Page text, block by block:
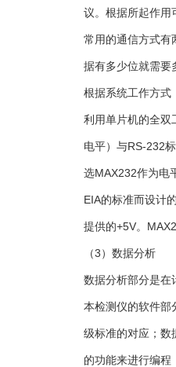
议。根据所起作用
常用的通信方式有
据有多少位就需要
根据系统工作方式
利用单片机的全双
电平）与RS-232
选MAX232作为电
EIA的标准而设计
提供的+5V。
（3）数据分析
数据分析部分是
本检测仪的软件部
级标准的对应；数
的功能来进行编程